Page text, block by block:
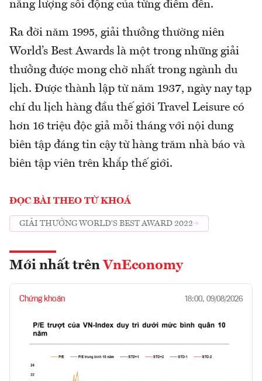
năng lượng sôi động của từng điểm đến.
Ra đời năm 1995, giải thưởng thường niên
World’s Best Awards là một trong những giải
thưởng được mong chờ nhất trong ngành du
lịch. Được thành lập từ năm 1937, ngày nay tạp
chí du lịch hàng đầu thế giới Travel Leisure có
hơn 16 triệu độc giả mỗi tháng với nội dung
biên tập đáng tin cậy từ hàng trăm nhà báo và
biên tập viên trên khắp thế giới.
ĐỌC BÀI THEO TỪ KHOÁ
GIẢI THƯỞNG WORLD'S BEST AWARD 2022
Mới nhất trên VnEconomy
Chứng khoán 18:00, 09/08/2026